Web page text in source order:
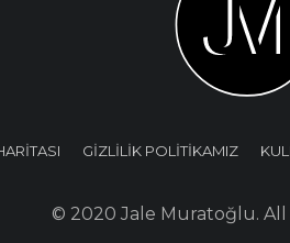
GİZLİLİK POLİTİKAMIZ
© 2020 Jale Muratoğlu. All